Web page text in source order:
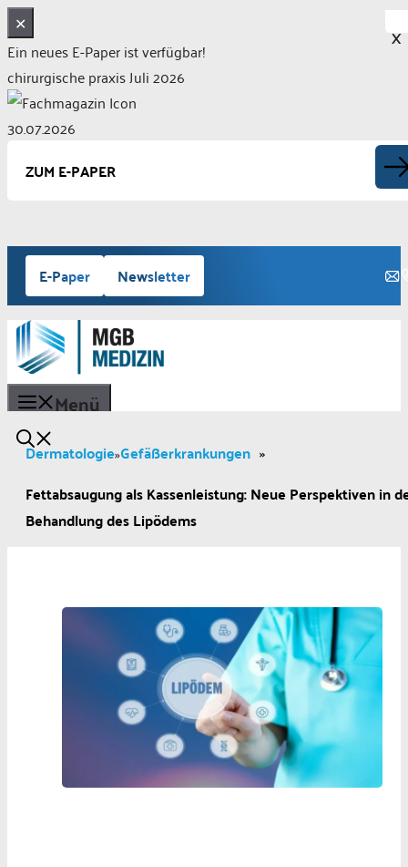
✕
Ein neues E-Paper ist verfügbar!
chirurgische praxis Juli 2026
30.07.2026
ZUM E-PAPER
Zum
Inhalt
springen
E-Paper Newsletter
Menü
Dermatologie»Gefäßerkrankungen »
Fettabsaugung als Kassenleistung: Neue Perspektiven in
Behandlung des Lipödems
X